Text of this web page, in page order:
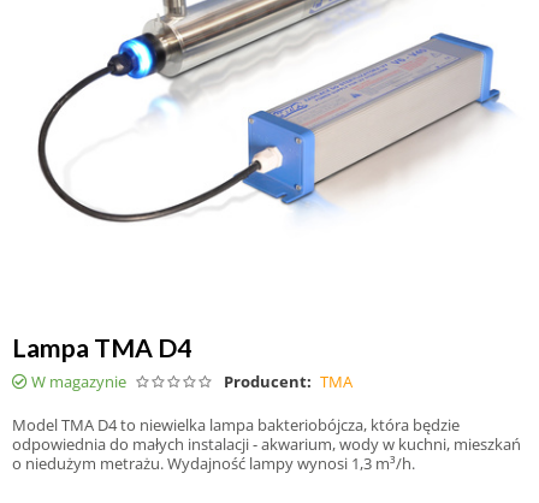
Lampa TMA D4
W magazynie Producent: TMA
Model TMA D4 to niewielka lampa bakteriobójcza, która będzie
odpowiednia do małych instalacji - akwarium, wody w kuchni, mieszkań
o niedużym metrażu. Wydajność lampy wynosi 1,3 m³/h.